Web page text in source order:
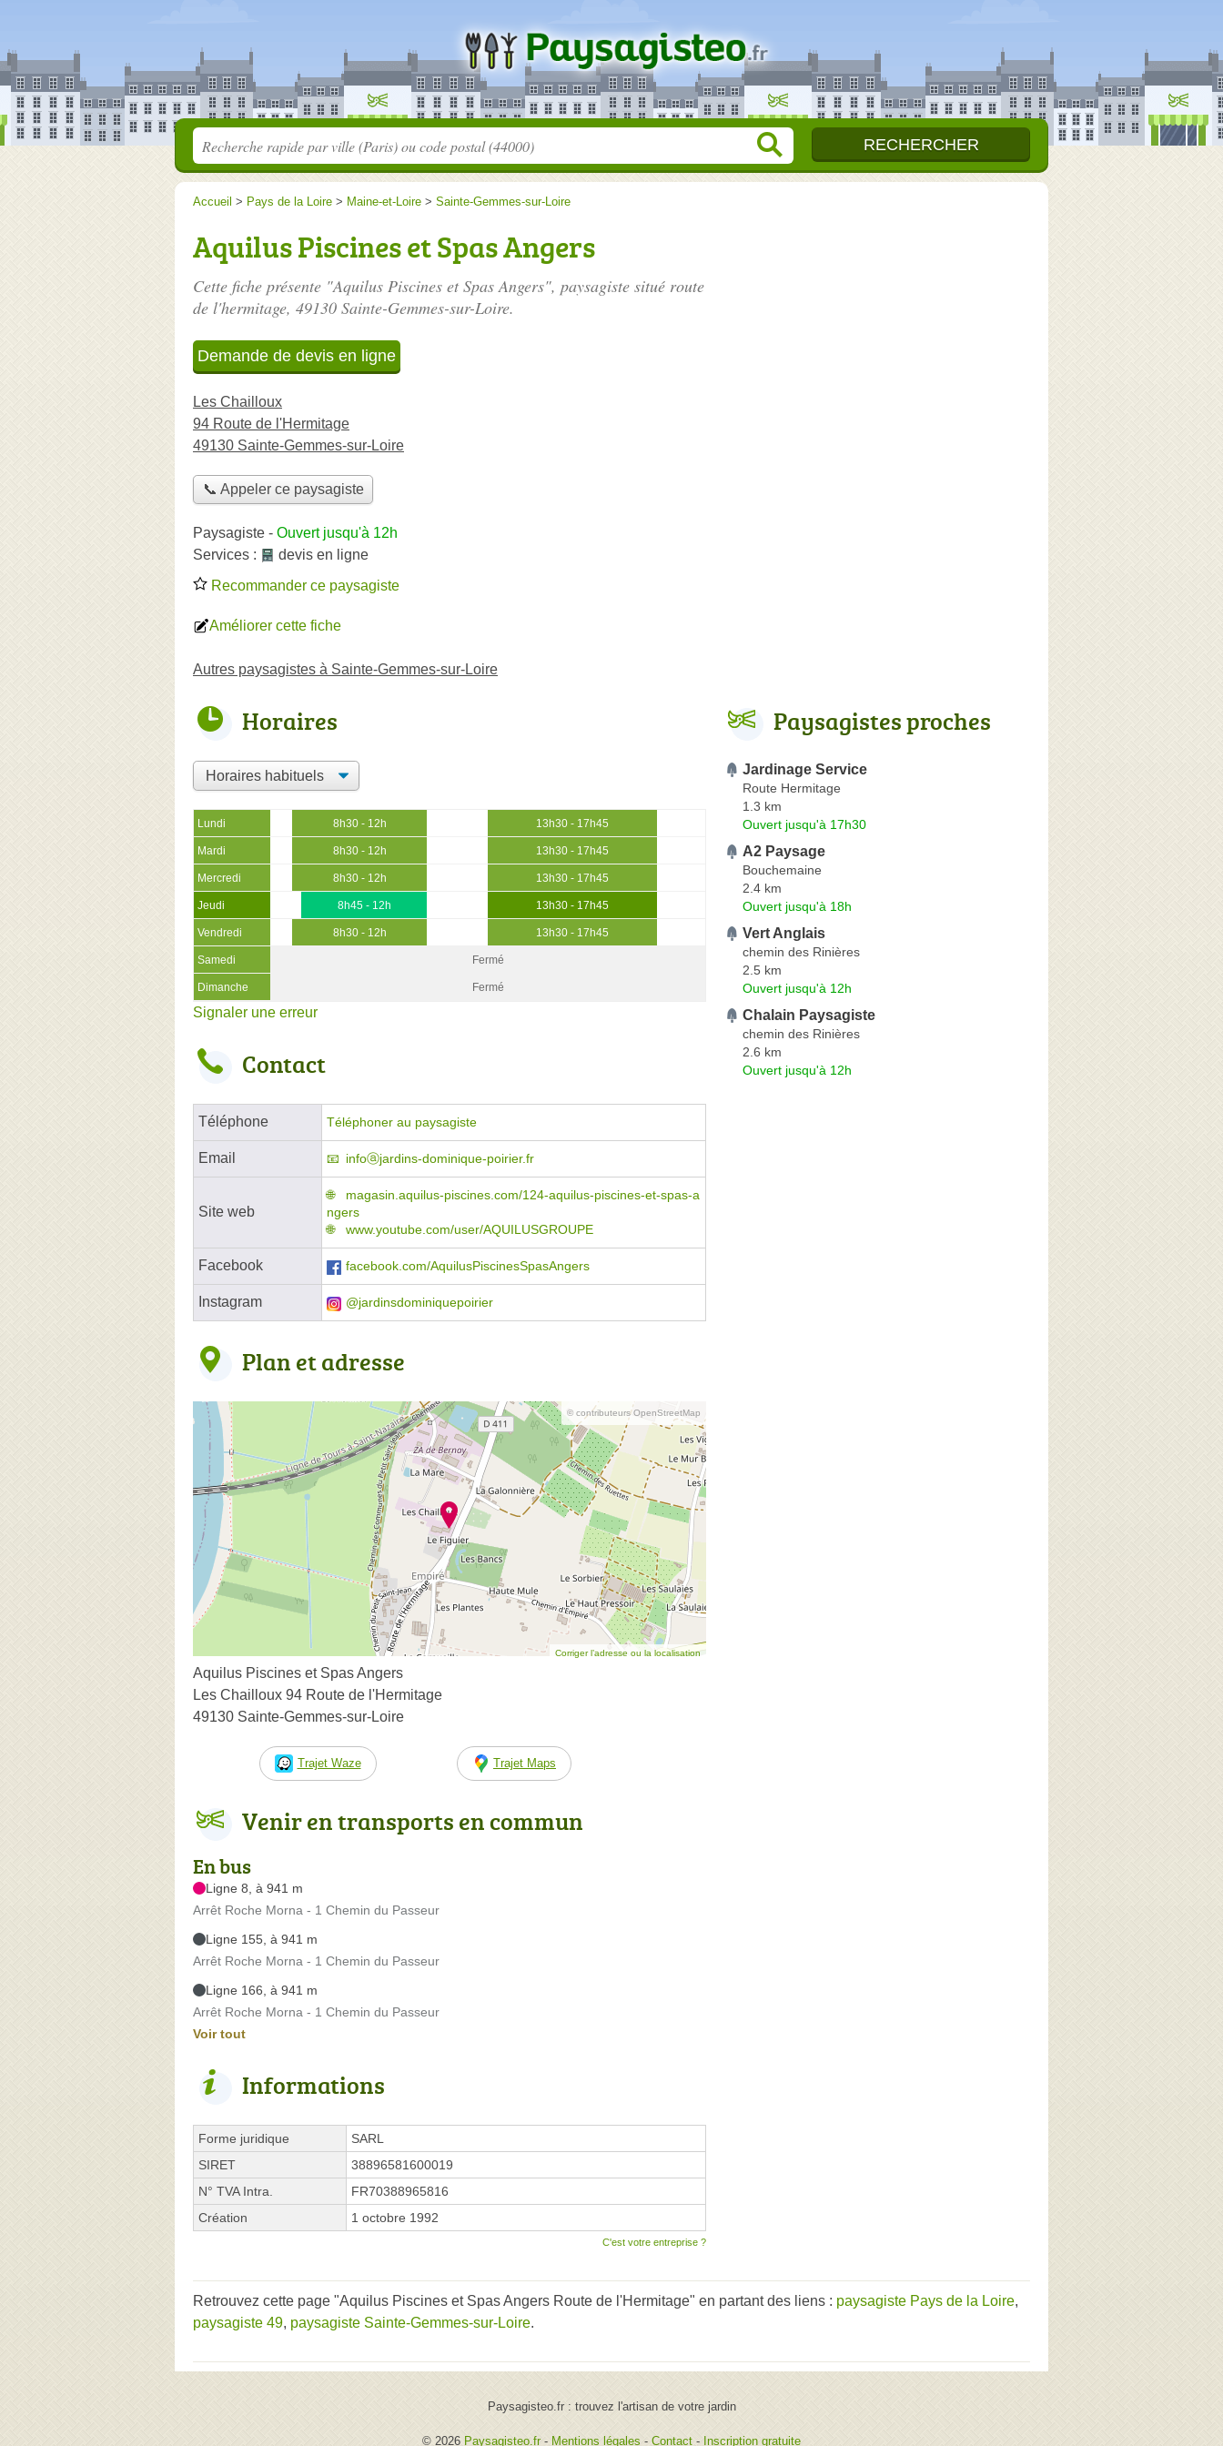
Accueil > Pays de la Loire > Maine-et-Loire > Sainte-Gemmes-sur-Loire
Aquilus Piscines et Spas Angers
Cette fiche présente "Aquilus Piscines et Spas Angers", paysagiste situé route
de l'hermitage, 49130 Sainte-Gemmes-sur-Loire.
Demande de devis en ligne
Les Chailloux
94 Route de l'Hermitage
49130 Sainte-Gemmes-sur-Loire
📞 Appeler ce paysagiste
Paysagiste - Ouvert jusqu'à 12h
Services :
devis en ligne
Recommander ce paysagiste
Améliorer cette fiche
Autres paysagistes à Sainte-Gemmes-sur-Loire
Horaires
Lundi 8h30 - 12h 13h30 - 17h45
Mardi 8h30 - 12h 13h30 - 17h45
Mercredi 8h30 - 12h 13h30 - 17h45
Jeudi 8h45 - 12h 13h30 - 17h45
Vendredi 8h30 - 12h 13h30 - 17h45
Samedi Fermé
Dimanche Fermé
Signaler une erreur
Contact
Téléphone Téléphoner au paysagiste
Email infoⓐjardins-dominique-poirier.fr
Site web
magasin.aquilus-piscines.com/124-aquilus-piscines-et-spas-a
ngers
www.youtube.com/user/AQUILUSGROUPE
Facebook facebook.com/AquilusPiscinesSpasAngers
Instagram @jardinsdominiquepoirier
Plan et adresse
© contributeurs OpenStreetMap
Corriger l’adresse ou la localisation
Aquilus Piscines et Spas Angers
Les Chailloux 94 Route de l'Hermitage
49130 Sainte-Gemmes-sur-Loire
Trajet Waze Trajet Maps
Venir en transports en commun
En bus
Ligne 8, à 941 m
Arrêt Roche Morna - 1 Chemin du Passeur
Ligne 155, à 941 m
Arrêt Roche Morna - 1 Chemin du Passeur
Ligne 166, à 941 m
Arrêt Roche Morna - 1 Chemin du Passeur
Voir tout
Informations
Forme juridique
SARL
SIRET
38896581600019
N° TVA Intra.
FR70388965816
Création
1 octobre 1992
C'est votre entreprise ?
Paysagistes proches
Jardinage Service
Route Hermitage
1.3 km
Ouvert jusqu'à 17h30
A2 Paysage
Bouchemaine
2.4 km
Ouvert jusqu'à 18h
Vert Anglais
chemin des Rinières
2.5 km
Ouvert jusqu'à 12h
Chalain Paysagiste
chemin des Rinières
2.6 km
Ouvert jusqu'à 12h
Retrouvez cette page "Aquilus Piscines et Spas Angers Route de l'Hermitage" en partant des liens : paysagiste Pays de la Loire,
paysagiste 49, paysagiste Sainte-Gemmes-sur-Loire.
Paysagisteo.fr : trouvez l'artisan de votre jardin
© 2026 Paysagisteo.fr - Mentions légales - Contact - Inscription gratuite